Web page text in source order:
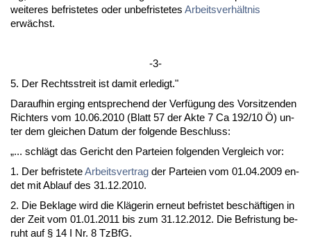
wei­te­res be­fris­te­tes oder un­be­fris­te­tes Ar­beits­verhält­nis
erwächst.
-3-
5. Der Rechts­streit ist da­mit er­le­digt."
Dar­auf­hin er­ging ent­spre­chend der Verfügung des Vor­sit­zen­den
Rich­ters vom 10.06.2010 (Blatt 57 der Ak­te 7 Ca 192/10 Ö) un­
ter dem glei­chen Da­tum der fol­gen­de Be­schluss:
„... schlägt das Ge­richt den Par­tei­en fol­gen­den Ver­gleich vor:
1. Der be­fris­te­teAr­beits­ver­trag der Par­tei­en vom 01.04.2009 en­
det mit Ab­lauf des 31.12.2010.
2. Die Be­kla­ge wird die Kläge­rin er­neut be­fris­tet beschäfti­gen in
der Zeit vom 01.01.2011 bis zum 31.12.2012. Die Be­fris­tung be­
ruht auf § 14 I Nr. 8 Tz­B­fG.